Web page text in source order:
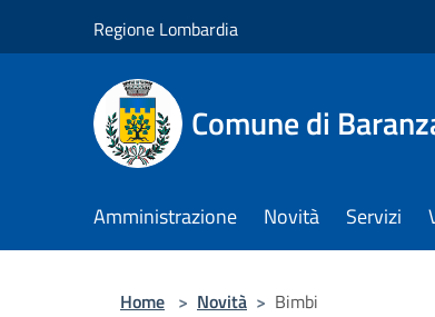
Regione Lombardia
Comune di
Amministrazione Novità Servizi
Home > Novità > Bimbi